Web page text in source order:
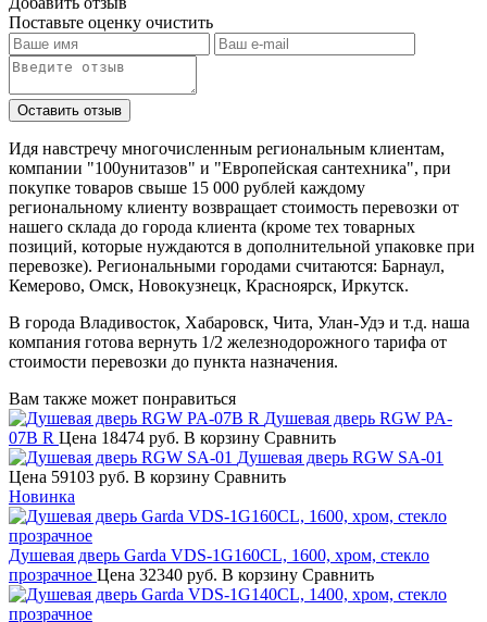
Поставьте оценку очистить
Идя навстречу многочисленным региональным клиентам,
компании "100унитазов" и "Европейская сантехника", при
покупке товаров свыше 15 000 рублей каждому
региональному клиенту возвращает стоимость перевозки от
нашего склада до города клиента (кроме тех товарных
позиций, которые нуждаются в дополнительной упаковке при
перевозке). Региональными городами считаются: Барнаул,
Кемерово, Омск, Новокузнецк, Красноярск, Иркутск.
В города Владивосток, Хабаровск, Чита, Улан-Удэ и т.д. наша
компания готова вернуть 1/2 железнодорожного тарифа от
стоимости перевозки до пункта назначения.
Вам также может понравиться
Душевая дверь RGW PA-
07B R Цена 18474 руб. В корзину Сравнить
Душевая дверь RGW SA-01
Цена 59103 руб. В корзину Сравнить
Новинка
Душевая дверь Garda VDS-1G160CL, 1600, хром, стекло
прозрачное Цена 32340 руб. В корзину Сравнить